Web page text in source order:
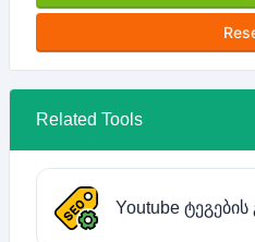
Related Tools
Youtube